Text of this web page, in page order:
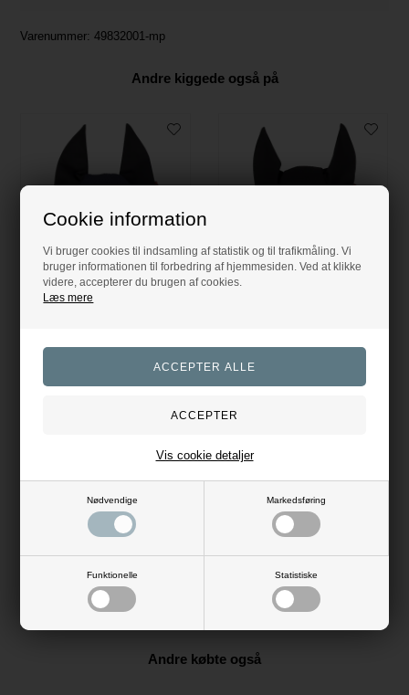
Cookie information
Vi bruger cookies til indsamling af statistik og til trafikmåling. Vi
bruger informationen til forbedring af hjemmesiden. Ved at klikke
videre, accepterer du brugen af cookies.
Læs mere
Nødvendige Markedsføring
Funktionelle Statistiske
Vis cookie detaljer
Varenummer:49832001-mp
Andre kiggede også på
FIR-Tech hut Navy
299,00 DKK 299,00 DKK
løsner op for spændte musker i hestens nakke og pande.
Andre købte også